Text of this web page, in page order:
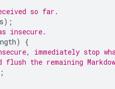
so far.
);
insecure.
)
{
immediately stop
the remaining